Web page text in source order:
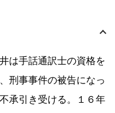
は手話通訳士の資格を
刑事事件の被告になっ
承引き受ける。１６年